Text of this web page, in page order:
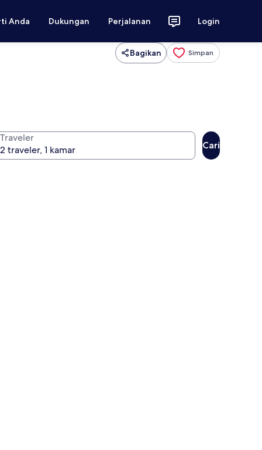
Anda Dukungan Perjalanan Login
Bagikan Simpan
Traveler
Cari